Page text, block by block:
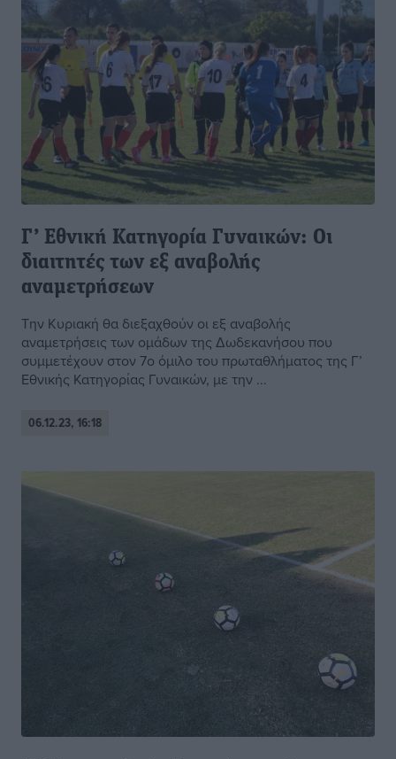
Γ’ Εθνική Κατηγορία Γυναικών: Οι
διαιτητές των εξ αναβολής
αναμετρήσεων
Την Κυριακή θα διεξαχθούν οι εξ αναβολής
αναμετρήσεις των ομάδων της Δωδεκανήσου που
συμμετέχουν στον 7ο όμιλο του πρωταθλήματος της Γ’
Εθνικής Κατηγορίας Γυναικών, με την ...
06.12.23, 16:18